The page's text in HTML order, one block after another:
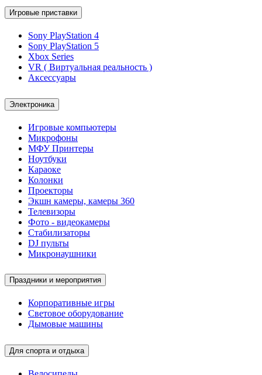
Игровые приставки
Sony PlayStation 4
Sony PlayStation 5
Xbox Series
VR ( Виртуальная реальность )
Аксессуары
Электроника
Игровые компьютеры
Микрофоны
МФУ Принтеры
Ноутбуки
Караоке
Колонки
Проекторы
Экшн камеры, камеры 360
Телевизоры
Фото - видеокамеры
Стабилизаторы
DJ пульты
Микронаушники
Праздники и мероприятия
Корпоративные игры
Световое оборудование
Дымовые машины
Для спорта и отдыха